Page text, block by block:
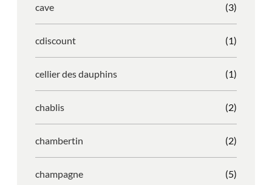
cave (3)
cdiscount (1)
cellier des dauphins (1)
chablis (2)
chambertin (2)
champagne (5)